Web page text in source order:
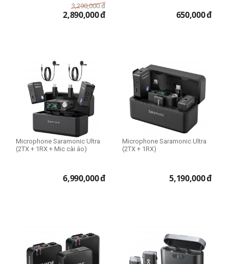
3,290,000 đ
2,890,000đ 650,000đ
Microphone Saramonic Ultra
(2TX + 1RX + Mic cài áo)
6,990,000đ
Microphone Saramonic Ultra
(2TX + 1RX)
5,190,000đ